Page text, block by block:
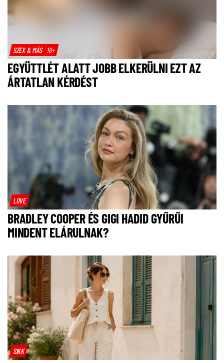
SZEX & MÁS 18+
EGYÜTTLÉT ALATT JOBB ELKERÜLNI EZT AZ
ÁRTATLAN KÉRDÉST
LOVE
BRADLEY COOPER ÉS GIGI HADID GYŰRŰI
MINDENT ELÁRULNAK?
SIKK